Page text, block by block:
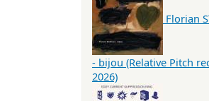
Florian
- bijou (Relative Pitch
2026)